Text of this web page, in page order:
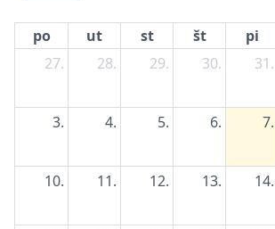
po ut st št pi
27.
28. 29. 30. 31.
3. 4. 5. 6. 7.
10. 11. 12. 13. 14.